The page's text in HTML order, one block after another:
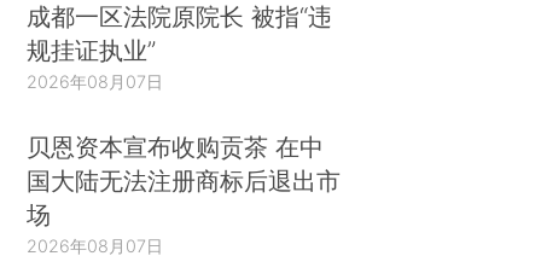
成都一区法院原院长 被指“违
规挂证执业”
2026年08月07日
贝恩资本宣布收购贡茶 在中
国大陆无法注册商标后退出市
场
2026年08月07日